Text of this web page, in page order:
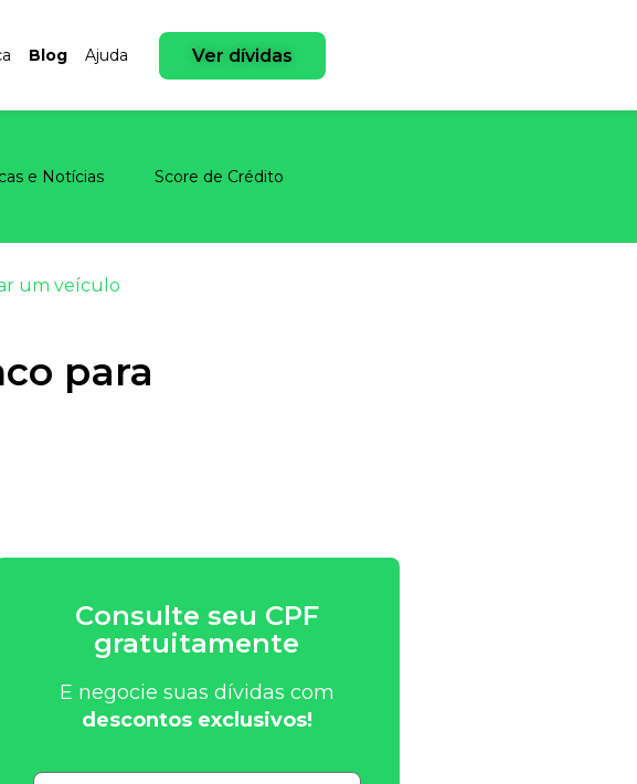
Blog Ajuda Ver dívidas
e Notícias Score de Crédito
um veículo
para
Consulte seu CPF
gratuitamente
E negocie suas dívidas com
descontos exclusivos!